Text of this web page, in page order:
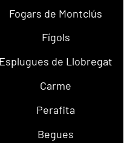
Fogars de Montclús
Fígols
Esplugues de Llobregat
Carme
Perafita
Begues